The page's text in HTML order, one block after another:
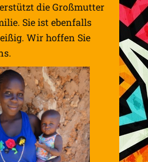
die Großmutter
Sie ist ebenfalls
Wir hoffen Sie